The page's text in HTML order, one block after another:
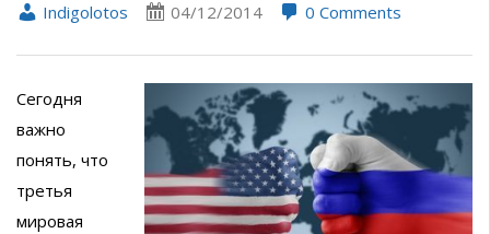
Indigolotos 04/12/2014 0 Comments
Сегодня
важно
понять, что
третья
мировая